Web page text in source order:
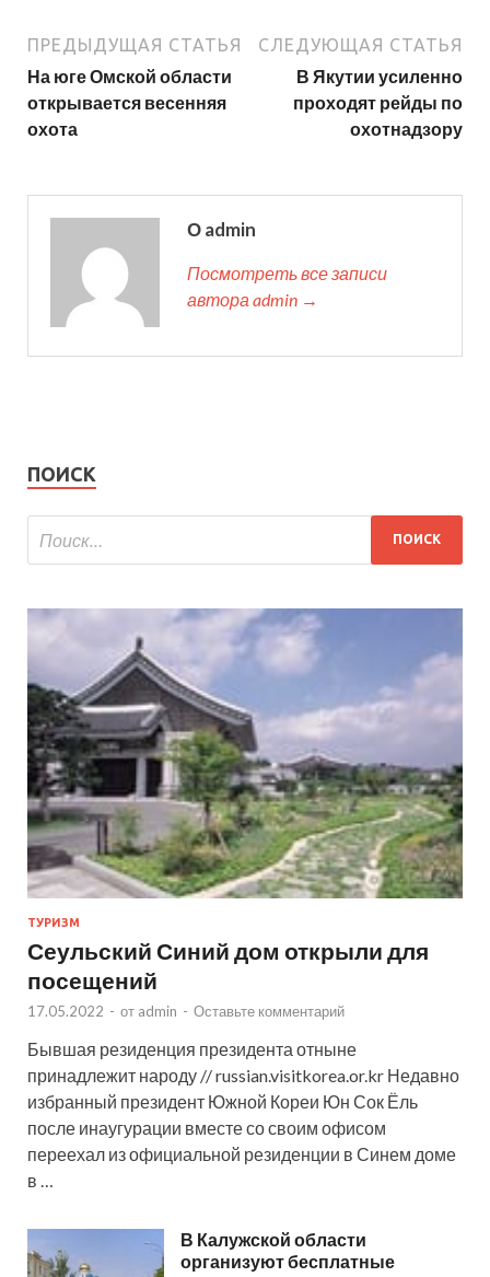
ПРЕДЫДУЩАЯ СТАТЬЯ
На юге Омской области
открывается весенняя
охота
СЛЕДУЮЩАЯ СТАТЬЯ
В Якутии усиленно
проходят рейды по
охотнадзору
О admin
Посмотреть все записи
автора admin →
ПОИСК
ТУРИЗМ
Сеульский Синий дом открыли для
посещений
17.05.2022 - от admin - Оставьте комментарий
Бывшая резиденция президента отныне
принадлежит народу // russian.visitkorea.or.kr Недавно
избранный президент Южной Кореи Юн Сок Ёль
после инаугурации вместе со своим офисом
переехал из официальной резиденции в Синем доме
в …
В Калужской области
организуют бесплатные